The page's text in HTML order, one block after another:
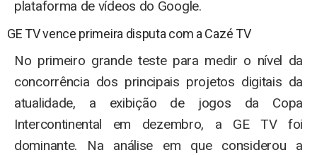
plataforma de vídeos do Google.
GE TV vence primeira disputa com a Cazé TV
No primeiro grande teste para medir o nível da
concorrência dos principais projetos digitais da
atualidade, a exibição de jogos da Copa
Intercontinental em dezembro, a GE TV foi
dominante. Na análise em que considerou a